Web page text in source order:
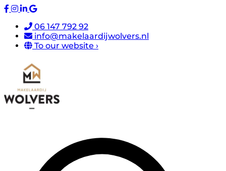
06 147 792 92
info@makelaardijwolvers.nl
To our website ›